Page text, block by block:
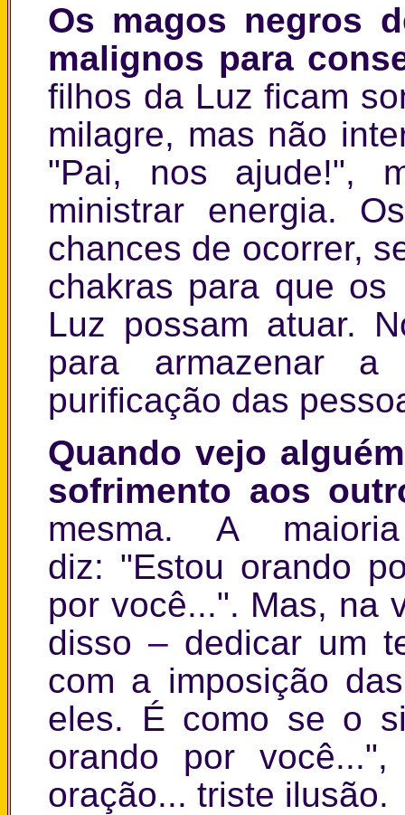
Os magos negros
malignos para
filhos da Luz ficam
milagre, mas não
"Pai, nos ajude!",
ministrar energia.
chances de ocorrer,
chakras para que os
Luz possam atuar.
para armazenar
purificação das
Quando vejo
sofrimento aos
mesma. A
diz: "Estou orando
por você...". Mas, na
disso – dedicar um
com a imposição
eles. É como se o
orando por
oração... triste